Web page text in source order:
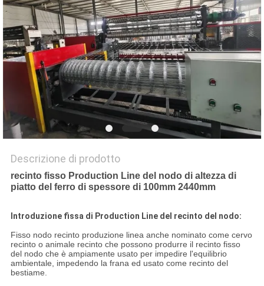
PRIVACY
POLICY
Descrizione di prodotto
recinto fisso Production Line del nodo di altezza di
piatto del ferro di spessore di 100mm 2440mm
Introduzione fissa di Production Line del recinto del nodo:
Fisso nodo recinto produzione linea anche nominato come cervo
recinto o animale recinto che possono produrre il recinto fisso
del nodo che è ampiamente usato per impedire l'equilibrio
ambientale, impedendo la frana ed usato come recinto del
bestiame.